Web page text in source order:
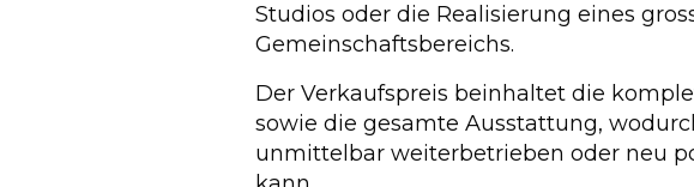
Studios oder die Realisierung eines
Gemeinschaftsbereichs.
Der Verkaufspreis beinhaltet die
sowie die gesamte Ausstattung,
unmittelbar weiterbetrieben oder neu